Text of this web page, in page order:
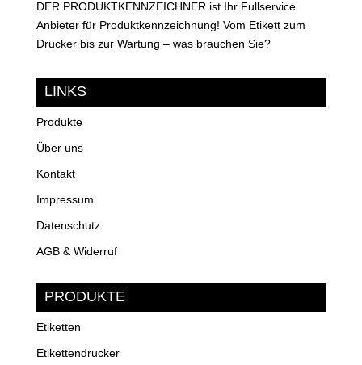
DER PRODUKTKENNZEICHNER ist Ihr Fullservice
Anbieter für Produktkennzeichnung! Vom Etikett zum
Drucker bis zur Wartung – was brauchen Sie?
LINKS
Produkte
Über uns
Kontakt
Impressum
Datenschutz
AGB & Widerruf
PRODUKTE
Etiketten
Etikettendrucker